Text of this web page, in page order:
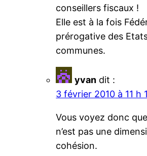
conseillers fiscaux !
Elle est à la fois
prérogative des
communes.
yvan dit :
3 février 2010 à 11 h
Vous voyez donc
n’est pas une
cohésion.